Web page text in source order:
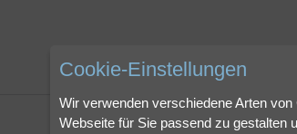
Cookie-Einstellungen
Wir verwenden verschiedene Arten
Webseite für Sie passend zu gestalten